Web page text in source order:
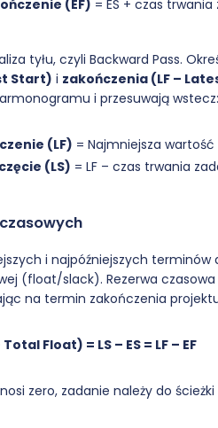
(EF) = ES + czas trwania
tyłu, czyli Backward Pass.
Start) i zakończenia (LF –
i przesuwają wstecz:
(LF) = Najmniejsza
(LS) = LF – czas trwania
i najpóźniejszych terminów
(float/slack). Rezerwa
na termin zakończenia
Float) = LS – ES = LF – EF
zero, zadanie należy do